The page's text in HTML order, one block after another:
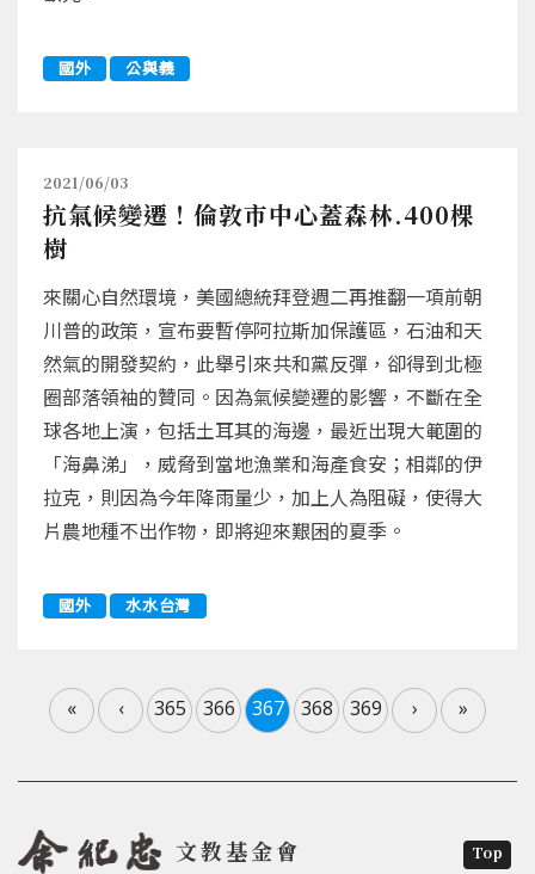
國外 公與義
2021/06/03
抗氣候變遷！倫敦市中心蓋森林.400棵
樹
來關心自然環境，美國總統拜登週二再推翻一項前朝
川普的政策，宣布要暫停阿拉斯加保護區，石油和天
然氣的開發契約，此舉引來共和黨反彈，卻得到北極
圈部落領袖的贊同。因為氣候變遷的影響，不斷在全
球各地上演，包括土耳其的海邊，最近出現大範圍的
「海鼻涕」，威脅到當地漁業和海產食安；相鄰的伊
拉克，則因為今年降雨量少，加上人為阻礙，使得大
片農地種不出作物，即將迎來艱困的夏季。
國外 水水台灣
« ‹ 365 366 367 368 369 › »
文教基金會 Top